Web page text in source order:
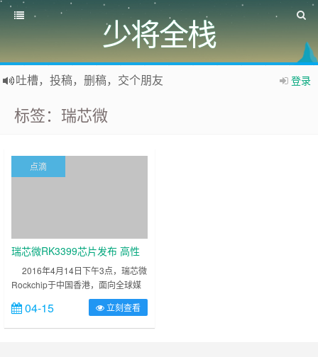
少将全栈
登录
吐槽，投稿，删稿，交个朋友
标签：瑞芯微
点滴
瑞芯微RK3399芯片发布 高性
能高扩展全能型
2016年4月14日下午3点，瑞芯微
Rockchip于中国香港，面向全球媒
体与核心通路、方案合作伙伴发布了
新一代超级扩展全能型旗舰级芯
片??RK339……
04-15 立刻查看